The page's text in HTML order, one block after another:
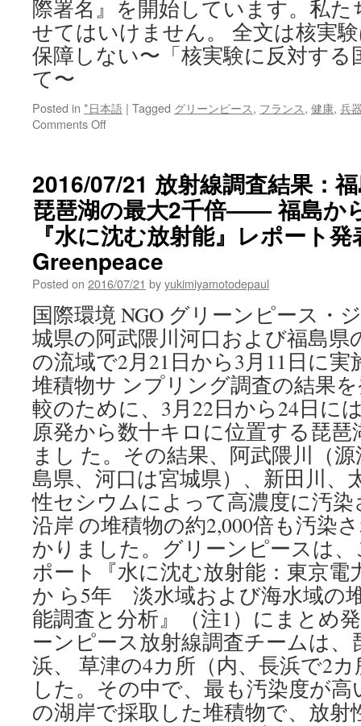
際署名』を開始しています。私
せてはいけません。 全文は核実
保障しない〜「核実験に反対する
て〜
Posted in *日本語 | Tagged グリーンピース, フランス, 健康, 兵
Comments Offon
は、
安
全
と
平
和
を
障
し
な
い〜
「核
実
験
に
反
対
す
る
国
際
ー」
に
寄
て〜
via
グ
リ
ー
ン
ピ
2016/07/21 放射線調査結果：
琵琶湖の最大2千倍—— 福島か
『水に沈む放射能』レポート
Greenpeace
Posted on 2016/07/21 byyukimiyamotodepaul
国際環境 NGO グリーンピース・
城県の阿武隈川河口および福島県
の流域で2月21日から3月11日に
堆積物サ ンプリング調査の結果
較のために、3月22日から24日に
原発から数十キロに位置する琵
まし た。その結果、阿武隈川（
島県、河口は宮城県）、新田川、
性セシウムによって高濃度に汚
沿岸 の堆積物の約2,000倍も汚染
かりました。グリーンピースは
ポート『水に沈む放射能：東京電
か ら5年 淡水域および海水域の
能調査と分析』（注1）にまとめ
ーンピース放射線調査チームは、
浜、 草津の4カ所（内、長浜で2
した。その中で、最も汚染度が
の湖岸で採取した堆積物で、放